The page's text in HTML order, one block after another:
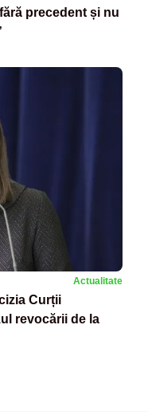
precedent și nu
Actualitate
Curții
revocării de la